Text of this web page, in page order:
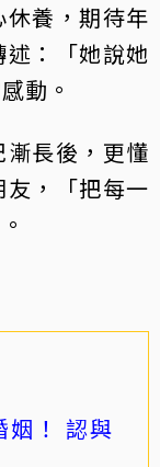
養，期待年
：「她說她
動。
長後，更懂
，「把每一
姻！ 認與